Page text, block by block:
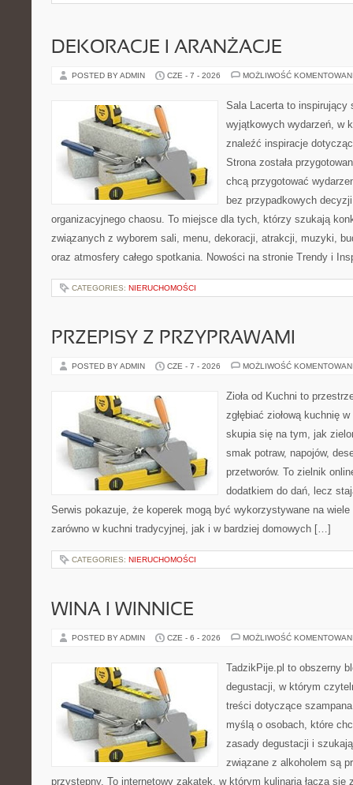
DEKORACJE I ARANŻACJE
POSTED BY ADMIN CZE - 7 - 2026 MOŻLIWOŚĆ
Sala Lacerta to inspirujący
wyjątkowych wydarzeń, w
znaleźć inspiracje
Strona została
chcą przygotować
bez przypadkowych
organizacyjnego chaosu. To miejsce dla tych, którzy szukają
związanych z wyborem sali, menu, dekoracji, atrakcji, muzyki,
oraz atmosfery całego spotkania. Nowości na stronie Trendy i
CATEGORIES: NIERUCHOMOŚCI
PRZEPISY Z PRZYPRAWAMI
POSTED BY ADMIN CZE - 7 - 2026 MOŻLIWOŚĆ
Zioła od Kuchni to
zgłębiać ziołową kuchnię
skupia się na tym, jak
smak potraw, napojów,
przetworów. To zielnik
dodatkiem do dań, lecz
Serwis pokazuje, że koperek mogą być wykorzystywane na
zarówno w kuchni tradycyjnej, jak i w bardziej domowych […]
CATEGORIES: NIERUCHOMOŚCI
WINA I WINNICE
POSTED BY ADMIN CZE - 6 - 2026 MOŻLIWOŚĆ
TadzikPije.pl to obszerny
degustacji, w którym
treści dotyczące
myślą o osobach, które
zasady degustacji i
związane z alkoholem są
przystępny. To internetowy zakątek, w którym kulinaria łączą się